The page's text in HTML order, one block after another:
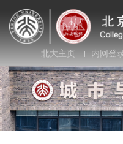
北大主页 内网登